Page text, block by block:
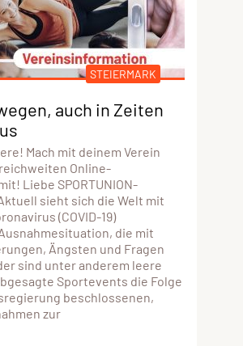
STEIERMARK
auch in Zeiten
Mach mit deinem Verein
Online-
Liebe SPORTUNION-
sieht sich die Welt mit
(COVID-19)
die mit
Ängsten und Fragen
sind unter anderem leere
Sportevents die Folge
beschlossenen,
zur